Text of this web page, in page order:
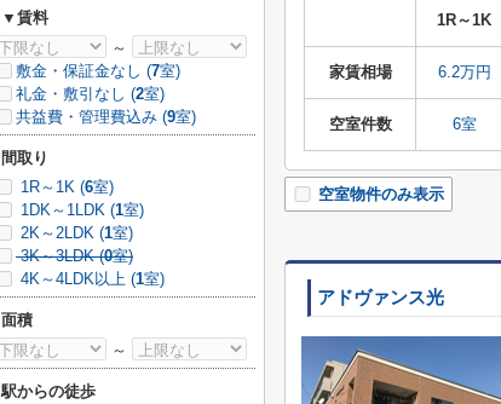
1R～1K
家賃相場 6.2万円
空室件数 6室
空室物件のみ表示
アドヴァンス光
▼賃料
～
敷金・保証金なし (7室)
礼金・敷引なし (2室)
共益費・管理費込み (9室)
間取り
1R～1K (6室)
1DK～1LDK (1室)
2K～2LDK (1室)
3K～3LDK (0室)
4K～4LDK以上 (1室)
面積
～
駅からの徒歩